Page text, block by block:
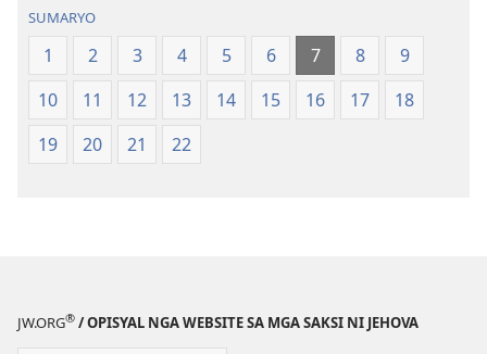
Balaang
Kasulatan
(Gihubad
New
Balaang
Kasulatan
(Gihubad
New
SUMARYO
1 2 3 4 5 6 7 8
9
10
11 12 13 14 15 16 17
18
19
20 21 22
JW.ORG® / OPISYAL NGA WEBSITE SA MGA SAKSI NI JEHOVA